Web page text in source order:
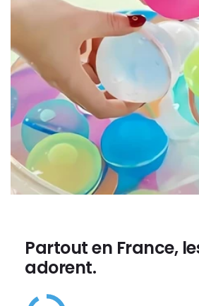
Partout en France,
adorent.